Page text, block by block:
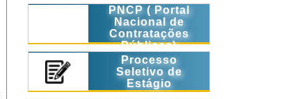
PNCP ( Portal
Nacional de
Contratações
Públicas)
Processo
Seletivo de
Estágio